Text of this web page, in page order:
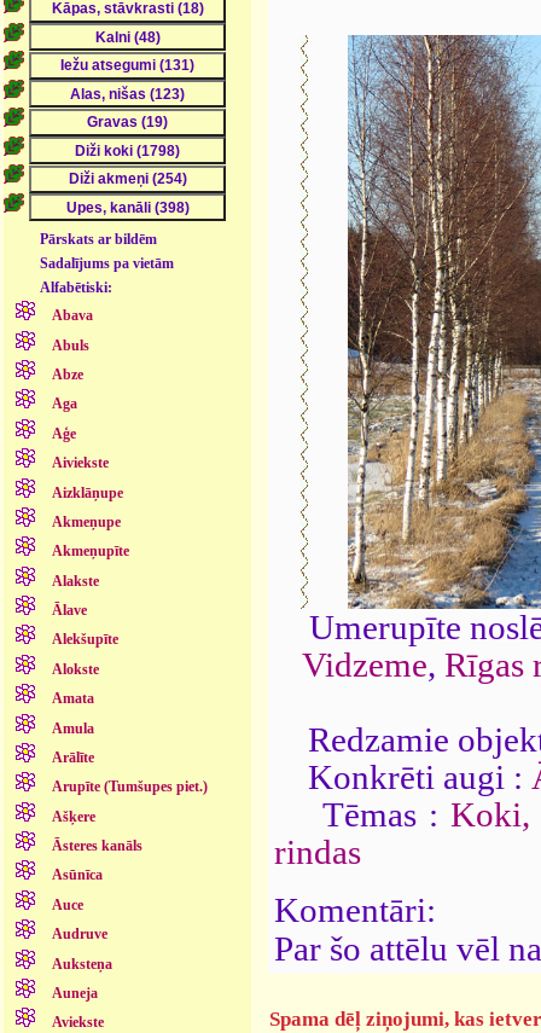
Pārskats ar bildēm
Sadalījums pa vietām
Alfabētiski:
Abava
Abuls
Abze
Aga
Aģe
Aiviekste
Aizklāņupe
Akmeņupe
Akmeņupīte
Alakste
Ālave
Alekšupīte
Alokste
Amata
Amula
Arālīte
Arupīte (Tumšupes piet.)
Ašķere
Āsteres kanāls
Asūnīca
Auce
Audruve
Auksteņa
Auneja
Aviekste
Umerupīte
Vidzeme,Rīgas
Redzamie
Konkrēti augi :
Tēmas :Koki,
rindas
Komentāri:
Par šo attēlu vēl
Spama dēļ ziņojumi, kas